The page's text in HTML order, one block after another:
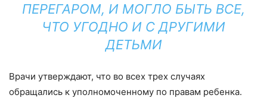
ПЕРЕГАРОМ, И МОГЛО БЫТЬ ВСЕ,
ЧТО УГОДНО И С ДРУГИМИ
ДЕТЬМИ
Врачи утверждают, что во всех трех случаях
обращались к уполномоченному по правам ребенка.